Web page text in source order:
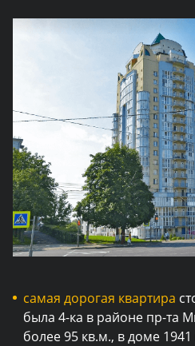
самая дорогая квартира
была 4-ка в районе пр-та
более 95 кв.м., в доме 1941